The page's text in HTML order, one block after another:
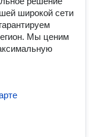
широкой сети
Мы ценим